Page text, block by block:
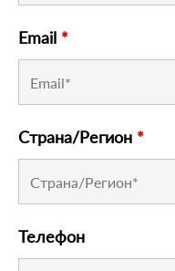
Email *
Страна/Регион *
Телефон